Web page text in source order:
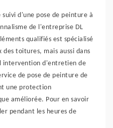
d'une pose de peinture à
de l'entreprise DL
qualifiés est spécialisé
des toitures, mais aussi dans
intervention d'entretien de
de pose de peinture de
une protection
améliorée. Pour en savoir
pendant les heures de